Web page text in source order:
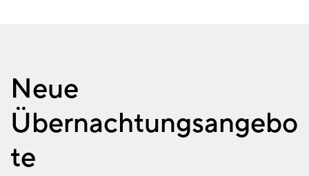
Neue
Übernachtungsangebo
te